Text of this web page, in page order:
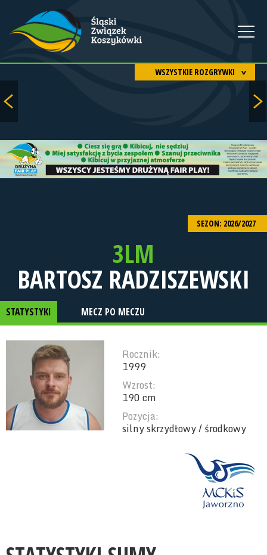
WSZYSTKIE ROZGRYWKI
SEZON: 2026/2027
3LM
BARTOSZ RADZISZEWSKI
STATYSTYKI MECZ PO MECZU
Rocznik:
1999
Wzrost:
190 cm
Pozycja:
silny skrzydłowy / środkowy